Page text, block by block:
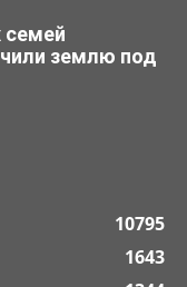
семей
землю под
10795
1643